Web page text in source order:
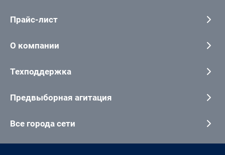
Прайс-лист
О компании
Техподдержка
Предвыборная агитация
Все города сети